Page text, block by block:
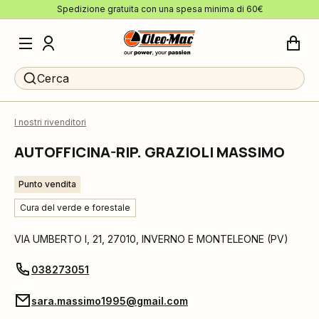
Spedizione gratuita con una spesa minima di 60€
Cerca
I nostri rivenditori
AUTOFFICINA-RIP. GRAZIOLI MASSIMO
Punto vendita
Cura del verde e forestale
VIA UMBERTO I, 21 27010 INVERNO E MONTELEONE (PV)
038273051
sara.massimo1995@gmail.com